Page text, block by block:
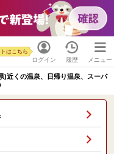
ログイン
はこちら
履歴 メニュー
)近くの温泉、日帰り温泉、スーパ